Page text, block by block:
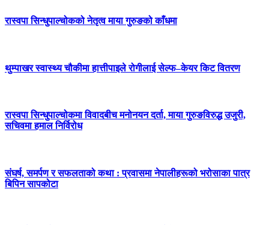
रास्वपा सिन्धुपाल्चोकको नेतृत्व माया गुरुङको काँधमा
थुम्पाखर स्वास्थ्य चौकीमा हात्तीपाइले रोगीलाई सेल्फ–केयर किट वितरण
रास्वपा सिन्धुपाल्चोकमा विवादबीच मनोनयन दर्ता, माया गुरुङविरुद्ध उजुरी,
सचिवमा हमाल निर्विरोध
संघर्ष, समर्पण र सफलताको कथा : प्रवासमा नेपालीहरूको भरोसाका पात्र
बिपिन सापकोटा